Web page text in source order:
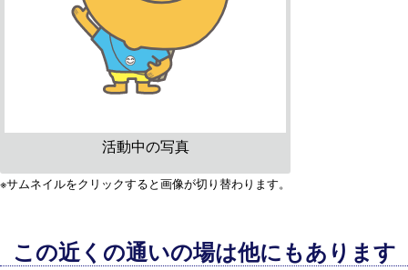
活動中の写真
※サムネイルをクリックすると画像が切り替わります。
この近くの通いの場は他にもあります